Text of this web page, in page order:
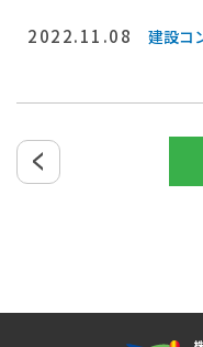
2022.11.08 建設コ